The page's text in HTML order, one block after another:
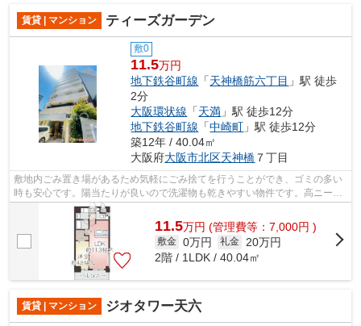
賃貸 | マンション ティーズガーデン
敷0
11.5万円
地下鉄谷町線 「天神橋筋六丁目 」駅 徒歩
2分
大阪環状線 「天満 」駅 徒歩12分
地下鉄谷町線 「中崎町 」駅 徒歩12分
築12年 / 40.04㎡
大阪府大阪市北区天神橋 ７丁目
敷地内ごみ置き場があるため気軽にごみ捨てを行うことができ、ゴミの多い
時も安心です。陽当たりが良いので洗濯物も乾きやすい物件です。高ニーズ
な駅近の物件で、徒歩2分で駅に行くこ...
11.5万円 (管理費等：7,000円 )
敷金 0万円 礼金
20万円
2階 / 1LDK / 40.04㎡
賃貸 | マンション ジオタワー天六